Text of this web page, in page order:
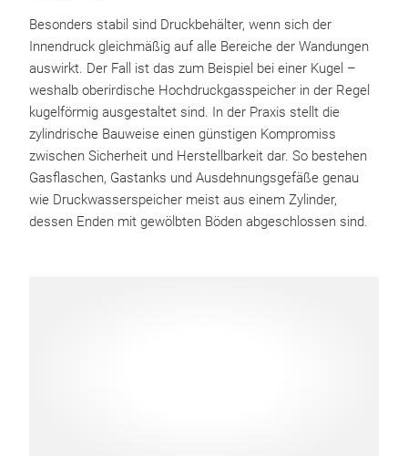
Besonders stabil sind Druckbehälter, wenn sich der
Innendruck gleichmäßig auf alle Bereiche der Wandungen
auswirkt. Der Fall ist das zum Beispiel bei einer Kugel –
weshalb oberirdische Hochdruckgasspeicher in der Regel
kugelförmig ausgestaltet sind. In der Praxis stellt die
zylindrische Bauweise einen günstigen Kompromiss
zwischen Sicherheit und Herstellbarkeit dar. So bestehen
Gasflaschen, Gastanks und Ausdehnungsgefäße genau
wie Druckwasserspeicher meist aus einem Zylinder,
dessen Enden mit gewölbten Böden abgeschlossen sind.